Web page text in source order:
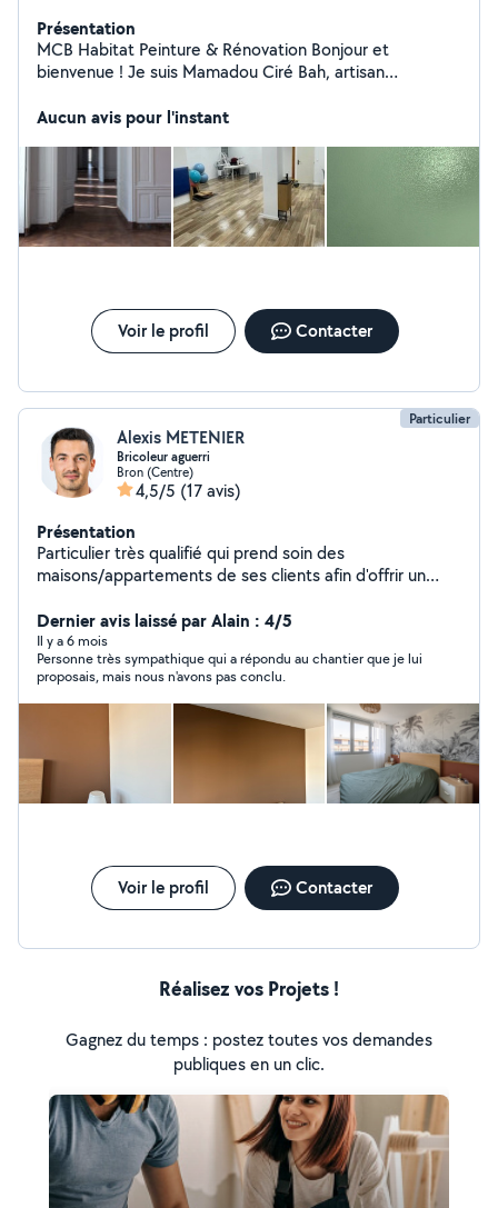
Présentation
MCB Habitat Peinture & Rénovation Bonjour et
bienvenue ! Je suis Mamadou Ciré Bah, artisan
intérieure et extérieure. Je vous propose des
extérieure * Préparation des supports (ponçage,
rebouchage, enduits, ratissage) * Pose de revêtements
muraux (papier peint, toile de verre) * Finitions soignées
* Rénovation de murs et plafonds Je travaille avec
sérieux, ponctualité et professionnalisme. Mon objectif
Lyon et dans toute la région lyonnaise. N'hésitez pas à
me contacter pour un devis gratuit ou pour toute
demande d'information. Je serai ravi de vous
Habitat Votre satisfaction est ma priorité.
Aucun avis pour l'instant
Voir le profil Contacter
Particulier
Alexis METENIER
Bricoleur aguerri
Bron (Centre)
4,5/5 (17 avis)
Présentation
Particulier très qualifié qui prend soin des
maisons/appartements de ses clients afin d'offrir un
grande rigueur. Je ne m'engagerais pas dans des travaux
que je ne maîtrise pas mais lorsque je m'engage, je vous
garantis de vous fournir un travail de qualité à prix
abordable. Merci
Dernier avis laissé par Alain : 4/5
Il y a 6 mois
Personne très sympathique qui a répondu au chantier que je lui
proposais, mais nous n'avons pas conclu.
Voir le profil Contacter
Réalisez vos Projets !
Gagnez du temps : postez toutes vos demandes
publiques en un clic.